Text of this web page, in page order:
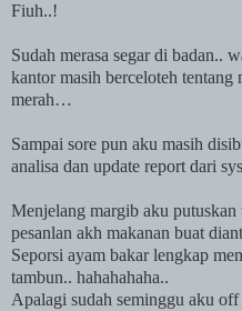
Fiuh..!
Sudah merasa segar di badan..
kantor masih berceloteh tentang
merah…
Sampai sore pun aku masih
analisa dan update report dari
Menjelang margib aku
pesanlan akh makanan buat
Seporsi ayam bakar lengkap
tambun.. hahahahaha..
Apalagi sudah seminggu aku off